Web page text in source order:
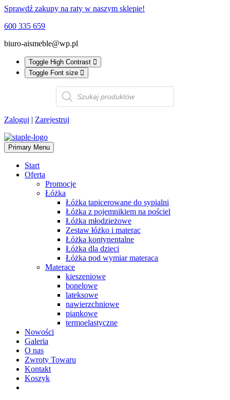
Sprawdź zakupy na raty w naszym sklepie!
600 335 659
biuro-aismeble@wp.pl
Toggle High Contrast
Toggle Font size
Wyszukiwarka
produktów
Zaloguj | Zarejestruj
Primary Menu
Start
Oferta
Promocje
Łóżka
Łóżka tapicerowane do sypialni
Łóżka z pojemnikiem na pościel
Łóżka młodzieżowe
Zestaw łóżko i materac
Łóżka kontynentalne
Łóżka dla dzieci
Łóżka pod wymiar materaca
Materace
kieszeniowe
bonelowe
lateksowe
nawierzchniowe
piankowe
termoelastyczne
Nowości
Galeria
O nas
Zwroty Towaru
Kontakt
Koszyk